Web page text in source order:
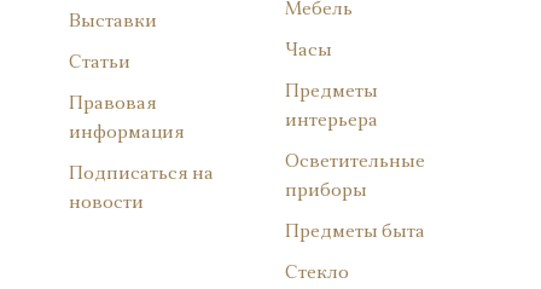
Выставки
Статьи
Правовая
информация
Подписаться на
новости
Мебель
Часы
Предметы
интерьера
Осветительные
приборы
Предметы быта
Стекло